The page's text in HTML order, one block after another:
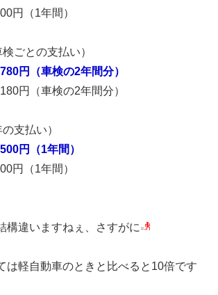
円（1年間）
ごとの支払い）
円（車検の2年間分）
円（車検の2年間分）
支払い）
円（1年間）
円（1年間）
構違いますねぇ、さすがに
は軽自動車のときと比べると10倍です